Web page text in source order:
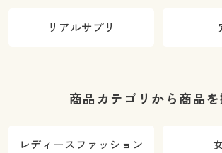
リアルサプリ
商品カテゴリから商品
レディースファッション